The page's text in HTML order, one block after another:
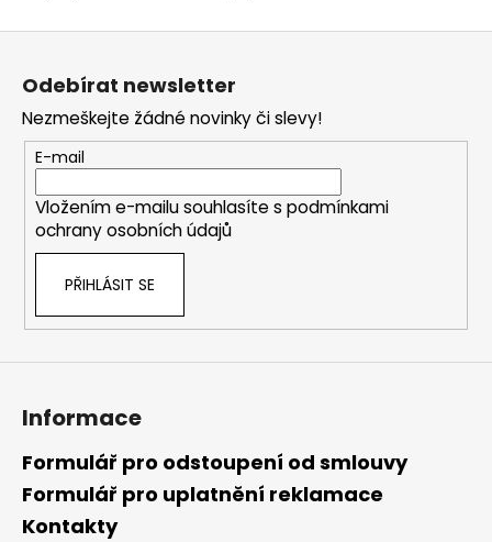
Odebírat newsletter
Nezmeškejte žádné novinky či slevy!
E-mail
Vložením e-mailu souhlasíte s podmínkami
ochrany osobních údajů
PŘIHLÁSIT SE
Informace
Formulář pro odstoupení od smlouvy
Formulář pro uplatnění reklamace
Kontakty